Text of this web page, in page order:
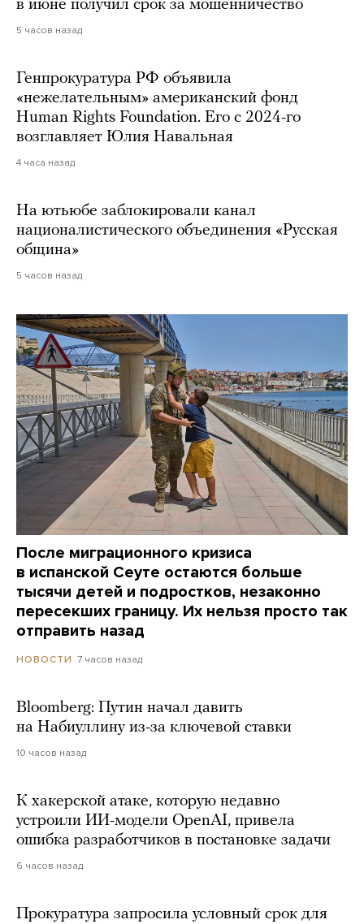
в июне получил срок за мошенничество
5 часов назад
Генпрокуратура РФ объявила
«нежелательным» американский фонд
Human Rights Foundation. Его с 2024-го
возглавляет Юлия Навальная
4 часа назад
На ютьюбе заблокировали канал
националистического объединения «Русская
община»
5 часов назад
После миграционного кризиса
в испанской Сеуте остаются больше
тысячи детей и подростков, незаконно
пересекших границу. Их нельзя просто так
отправить назад
НОВОСТИ 7 часов назад
Bloomberg: Путин начал давить
на Набиуллину из-за ключевой ставки
10 часов назад
К хакерской атаке, которую недавно
устроили ИИ-модели OpenAI, привела
ошибка разработчиков в постановке задачи
6 часов назад
Прокуратура запросила условный срок для